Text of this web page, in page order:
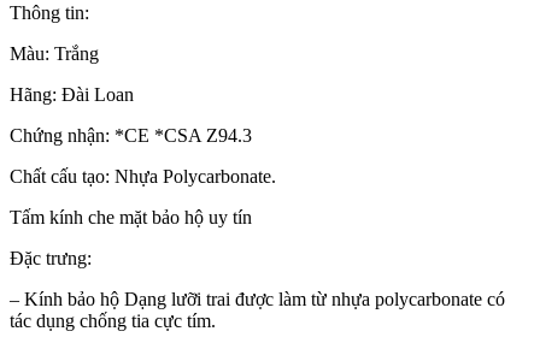
Thông tin:
Màu: Trắng
Hãng: Đài Loan
Chứng nhận: *CE *CSA Z94.3
Chất cấu tạo: Nhựa Polycarbonate.
Tấm kính che mặt bảo hộ uy tín
Đặc trưng:
– Kính bảo hộ Dạng lưỡi trai được làm từ nhựa polycarbonate có
tác dụng chống tia cực tím.